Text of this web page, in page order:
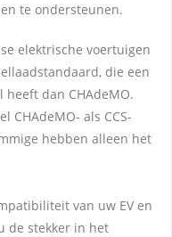
te ondersteunen.
elektrische voertuigen
die een
dan CHAdeMO.
CHAdeMO- als CCS-
hebben alleen het
van uw EV en
de stekker in het